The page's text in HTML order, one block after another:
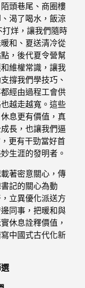
頭巷尾、商圈樓
渴了喝水，飯涼
烊，讓我們隨時
和、夏送清冷從
，後代夏令營幫
維權常識，讓我
撐我們學技巧、
經由過程工會供
越走越寬。這些
息更有價值，真
長，也讓我們逼
更有干勁當好首
生涯的發明者。
著密意關心，傳
記的關心為動
立異優化派送方
同事，把暖和與
休息詮釋價值，
中國式古代化新